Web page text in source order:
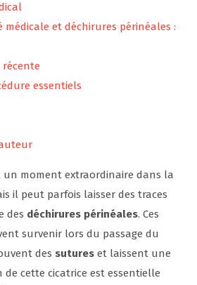
médicale et déchirures périnéales :
récente
essentiels
un moment extraordinaire dans la
il peut parfois laisser des traces
des déchirures périnéales. Ces
survenir lors du passage du
des sutures et laissent une
de cette cicatrice est essentielle